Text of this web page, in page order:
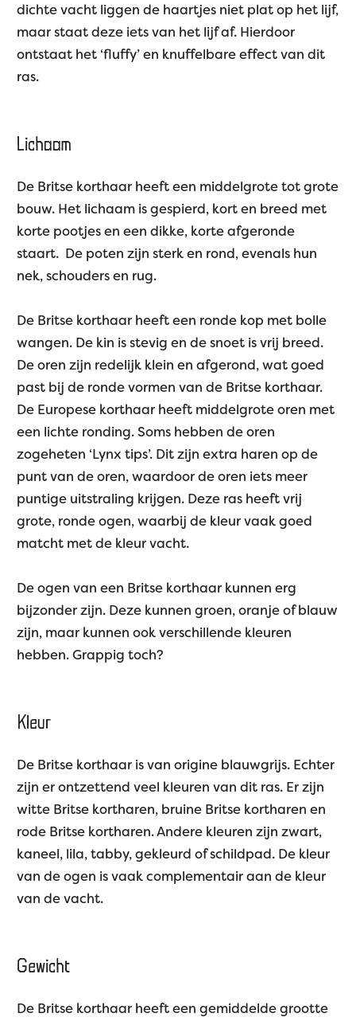
dichte vacht liggen de haartjes niet plat op het lijf,
maar staat deze iets van het lijf af. Hierdoor
ontstaat het ‘fluffy’ en knuffelbare effect van dit
ras.
Lichaam
De Britse korthaar heeft een middelgrote tot grote
bouw. Het lichaam is gespierd, kort en breed met
korte pootjes en een dikke, korte afgeronde
staart. De poten zijn sterk en rond, evenals hun
nek, schouders en rug.
De Britse korthaar heeft een ronde kop met bolle
wangen. De kin is stevig en de snoet is vrij breed.
De oren zijn redelijk klein en afgerond, wat goed
past bij de ronde vormen van de Britse korthaar.
De Europese korthaar heeft middelgrote oren met
een lichte ronding. Soms hebben de oren
zogeheten ‘Lynx tips’. Dit zijn extra haren op de
punt van de oren, waardoor de oren iets meer
puntige uitstraling krijgen. Deze ras heeft vrij
grote, ronde ogen, waarbij de kleur vaak goed
matcht met de kleur vacht.
De ogen van een Britse korthaar kunnen erg
bijzonder zijn. Deze kunnen groen, oranje of blauw
zijn, maar kunnen ook verschillende kleuren
hebben. Grappig toch?
Kleur
De Britse korthaar is van origine blauwgrijs. Echter
zijn er ontzettend veel kleuren van dit ras. Er zijn
witte Britse kortharen, bruine Britse kortharen en
rode Britse kortharen. Andere kleuren zijn zwart,
kaneel, lila, tabby, gekleurd of schildpad. De kleur
van de ogen is vaak complementair aan de kleur
van de vacht.
Gewicht
De Britse korthaar heeft een gemiddelde grootte